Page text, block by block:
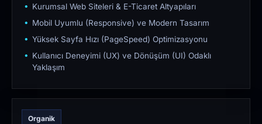
Kurumsal Web Siteleri & E-Ticaret Altyapıları
Mobil Uyumlu (Responsive) ve Modern Tasarım
Yüksek Sayfa Hızı (PageSpeed) Optimizasyonu
Kullanıcı Deneyimi (UX) ve Dönüşüm (UI) Odaklı
Yaklaşım
Organik